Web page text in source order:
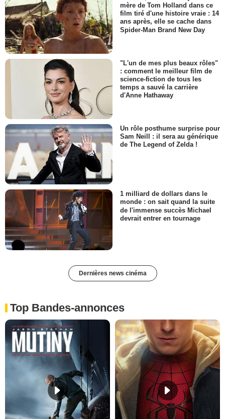
mère de Tom Holland dans ce
film tiré d'une histoire vraie : 14
ans après, elle se cache dans
Spider-Man Brand New Day
"L'un de mes plus beaux rôles"
: comment le meilleur film de
science-fiction de tous les
temps a sauvé la carrière
d'Anne Hathaway
Un rôle posthume surprise pour
Sam Neill : il sera au générique
de The Legend of Zelda !
1 milliard de dollars dans le
monde : on sait quand la suite
de l'immense succès Michael
devrait entrer en tournage
Dernières news cinéma
Top Bandes-annonces